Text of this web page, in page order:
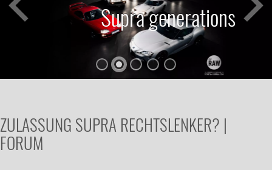
Supra generations
ZULASSUNG SUPRA RECHTSLENKER? |
FORUM